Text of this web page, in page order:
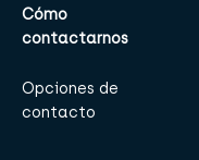
Cómo
contactarnos
Opciones de
contacto